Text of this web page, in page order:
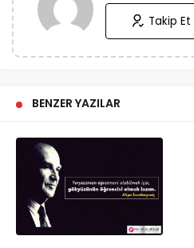
Takip Et
BENZER YAZILAR